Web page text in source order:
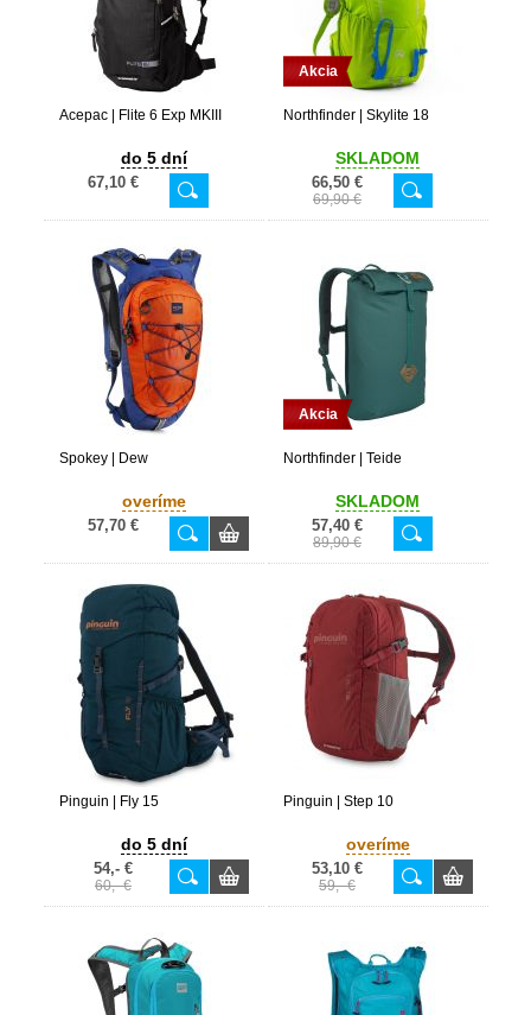
Acepac | Flite 6 Exp MKIII
do 5 dní
67,10 €
Akcia
Northfinder | Skylite 18
SKLADOM
66,50 €
69,90 €
Spokey | Dew
overíme
57,70 €
Akcia
Northfinder | Teide
SKLADOM
57,40 €
89,90 €
Pinguin | Fly 15
do 5 dní
54,- €
60,- €
Pinguin | Step 10
overíme
53,10 €
59,- €